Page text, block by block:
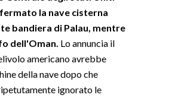
la nave cisterna
bandiera di Palau, mentre
dell'Oman. Lo annuncia il
americano avrebbe
della nave dopo che
ignorato le